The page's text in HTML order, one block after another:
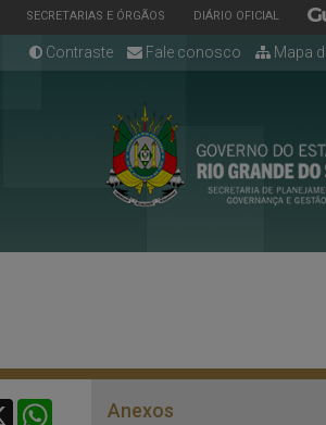
ESTADO
SECRETARIAS E ÓRGÃOS ESTADO
DIÁRIO OFICIAL
Contraste Fale conosco Mapa
X WhatsAppAnexos